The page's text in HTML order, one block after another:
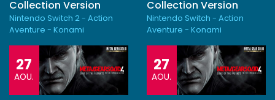
Collection Version
Nintendo Switch 2 - Action
Aventure - Konami
Collection Version
Nintendo Switch - Action
Aventure - Konami
27
AOU.
27
AOU.